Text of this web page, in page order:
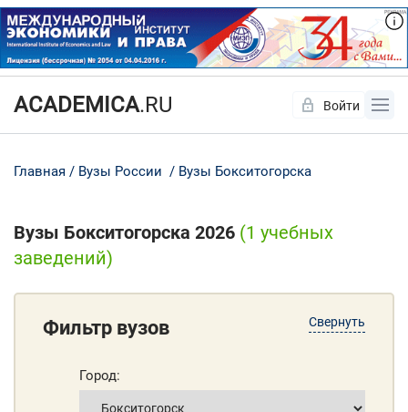
ACADEMICA.RU Войти
Главная Вузы России Вузы Бокситогорска
Вузы Бокситогорска 2026 (1 учебных
заведений)
Свернуть
Фильтр вузов
Город:
Да Нет